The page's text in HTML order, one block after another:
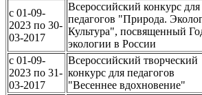
c 01-09-
2023 по 30-
03-2017
Всероссийский конкурс для
педагогов "Природа.
Культура", посвященный
экологии в России
c 01-09-
2023 по 31-
03-2017
Всероссийский творческий
конкурс для педагогов
"Весеннее вдохновение"